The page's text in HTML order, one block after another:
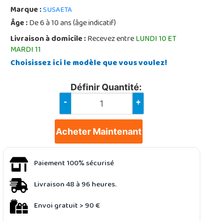
Marque :SUSAETA
Âge :De 6 à 10 ans (âge indicatif)
Livraison à domicile :Recevez entreLUNDI 10 ET
MARDI 11
Choisissez ici le modèle que vous voulez!
Définir Quantité:
- +
Acheter Maintenant
Paiement 100% sécurisé
Livraison 48 à 96 heures.
Envoi gratuit > 90 €